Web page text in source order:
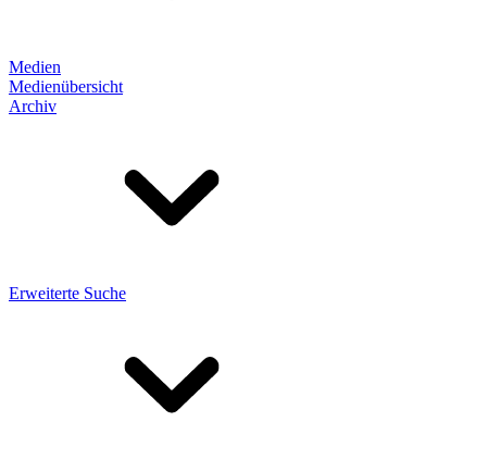
Medien
Medienübersicht
Archiv
Erweiterte Suche